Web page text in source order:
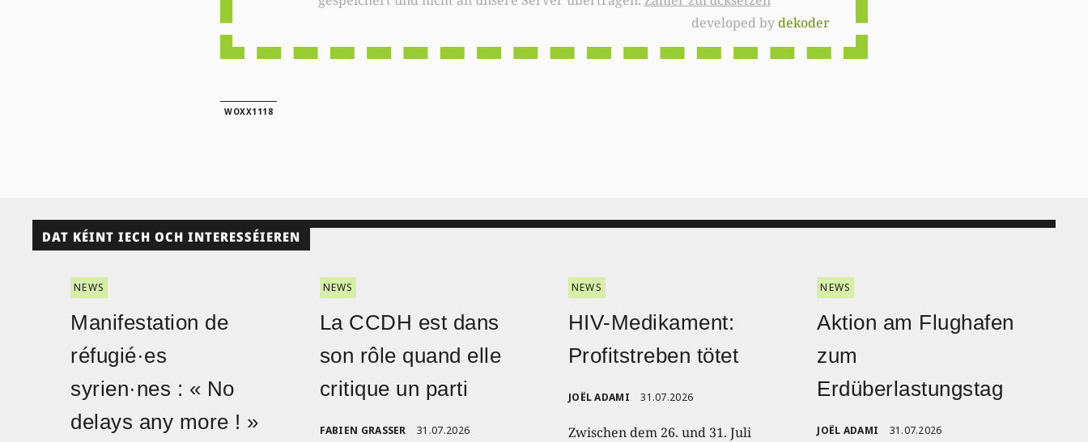
developed bydekoder
WOXX1118
DAT KÉINT IECH OCH INTERESSÉIEREN
NEWS
Manifestation de
réfugié·es
syrien·nes : « No
delays any more ! »
NEWS
La CCDH est dans
son rôle quand elle
critique un parti
FABIEN GRASSER 31.07.2026
NEWS
HIV-Medikament:
Profitstreben tötet
JOËL ADAMI 31.07.2026
Zwischen dem 26. und 31. Juli
NEWS
Aktion am Flughafen
zum
Erdüberlastungstag
JOËL ADAMI 31.07.2026